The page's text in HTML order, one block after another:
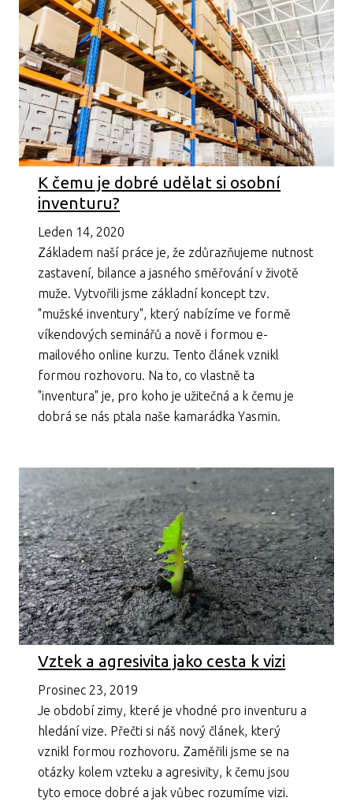
K čemu je dobré udělat si osobní
inventuru?
Leden 14, 2020
Základem naší práce je, že zdůrazňujeme nutnost
zastavení, bilance a jasného směřování v životě
muže. Vytvořili jsme základní koncept tzv.
"mužské inventury", který nabízíme ve formě
víkendových seminářů a nově i formou e-
mailového online kurzu. Tento článek vznikl
formou rozhovoru. Na to, co vlastně ta
"inventura" je, pro koho je užitečná a k čemu je
dobrá se nás ptala naše kamarádka Yasmin.
Vztek a agresivita jako cesta k vizi
Prosinec 23, 2019
Je období zimy, které je vhodné pro inventuru a
hledání vize. Přečti si náš nový článek, který
vznikl formou rozhovoru. Zaměřili jsme se na
otázky kolem vzteku a agresivity, k čemu jsou
tyto emoce dobré a jak vůbec rozumíme vizi.